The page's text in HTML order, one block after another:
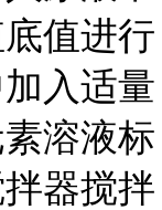
值进行
入适量
溶液标
器搅拌